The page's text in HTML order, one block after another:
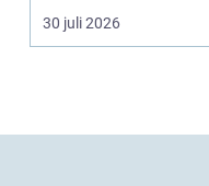
Sverige. Många i S...
30 juli 2026